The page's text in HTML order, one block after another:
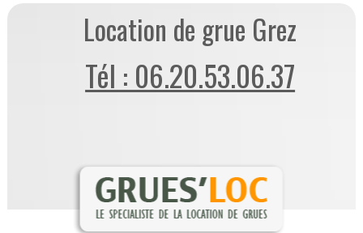
Location de grue Grez
Tél : 06.20.53.06.37